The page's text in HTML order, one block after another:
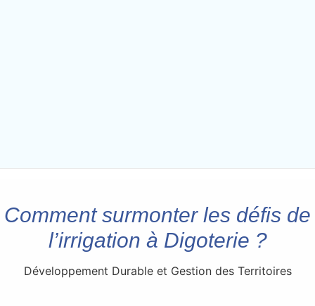
Comment surmonter les défis de
l’irrigation à Digoterie ?
Développement Durable et Gestion des Territoires